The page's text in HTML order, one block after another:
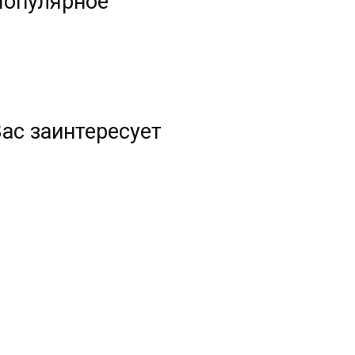
заинтересует